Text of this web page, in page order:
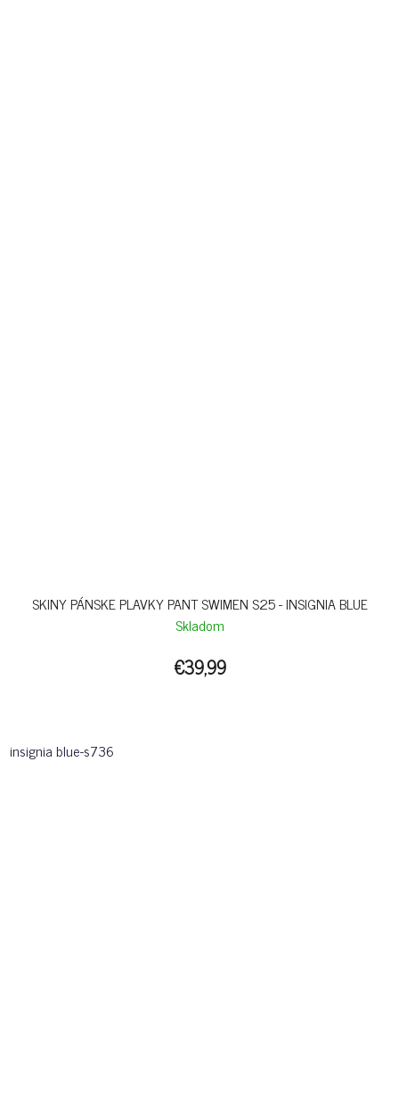
SKINY PÁNSKE PLAVKY PANT SWIMEN S25 - INSIGNIA BLUE
Skladom
€39,99
insignia blue-s736